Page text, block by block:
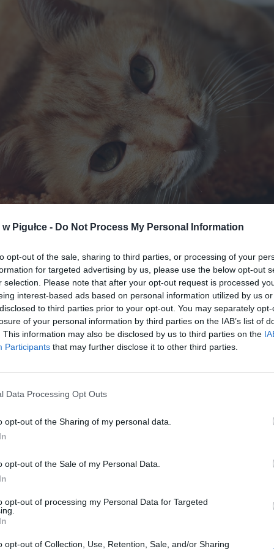
Pigułce - Do Not Process My Personal Information
opt-out of the sale, sharing to third parties, or processing of your
for targeted advertising by us, please use the below opt-out
selection. Please note that after your opt-out request is processed
interest-based ads based on personal information utilized by us
to third parties prior to your opt-out. You may separately
of your personal information by third parties on the IAB’s list of
This information may also be disclosed by us to third parties on the
Participants that may further disclose it to other third parties.
Data Processing Opt Outs
opt-out of the Sharing of my personal data.
opt-out of the Sale of my Personal Data.
opt-out of processing my Personal Data for Targeted
opt-out of Collection, Use, Retention, Sale, and/or Sharing
Fot. Pixabay
kocich kawiarni narodziła się na Tajwanie, gdzie już w
się pierwsza na świecie tego typu placówka pod nazwą „Cat
Szybko zyskała ona na popularności ale prawdziwym hitem kocie
w Japonii. W kraju tym bowiem w wielu mieszkaniach nie
zwierząt, a odwiedzanie lokali z puszystymi czworonogami
na odstresowanie się i możliwość obcowania z nimi.
tego typu kawiarnia została otwarta w Londynie, natomiast w
można było odwiedzić kocią kawiarnię w Krakowie.
ad